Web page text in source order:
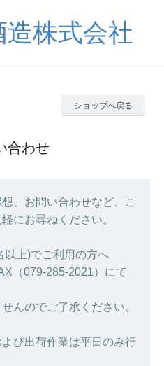
株式会社
ショップへ戻る
合わせ
、お問い合わせなど、こ
にお尋ねください。
上)でご利用の方へ
（079-285-2021）にて
んのでご了承ください。
び出荷作業は平日のみ行